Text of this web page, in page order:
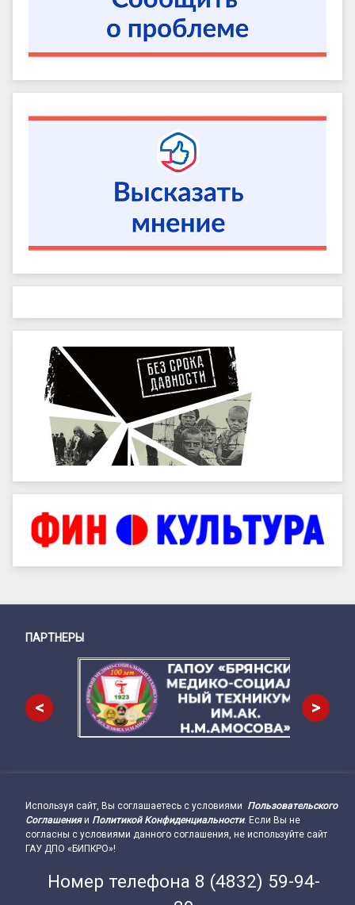
Снизу
ПАРТНЕРЫ
< >
Подвал сайта → влево
Используя сайт, Вы соглашаетесь с условиями Пользовательского
Соглашенияи Политикой Конфиденциальности. Если Вы не
согласны с условиями данного соглашения, не используйте сайт
ГАУ ДПО «БИПКРО»!
Номер телефона 8 (4832) 59-94-